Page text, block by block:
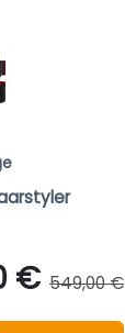
€ 549,00 €